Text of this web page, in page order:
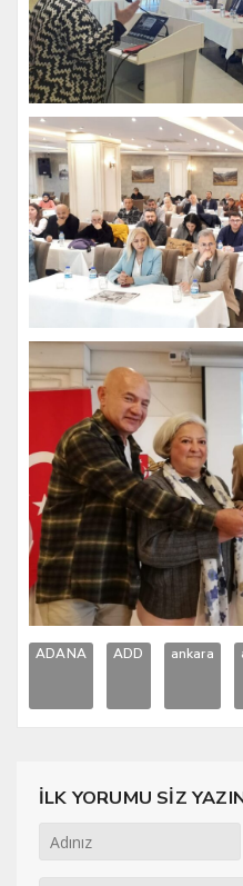
ADANA ADD ankara
İLK YORUMU SİZ